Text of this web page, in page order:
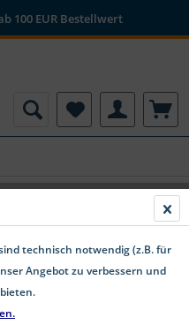
100 EUR Bestellwert
TX Edelstahl
technisch notwendig (z.B. für
Angebot zu verbessern und